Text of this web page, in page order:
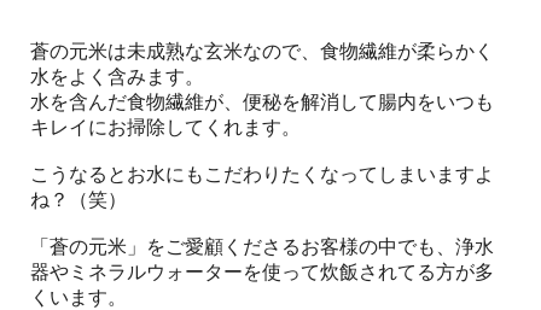
蒼の元米は未成熟な玄米なので、食物繊維が柔らかく
水をよく含みます。
水を含んだ食物繊維が、便秘を解消して腸内をいつも
キレイにお掃除してくれます。
こうなるとお水にもこだわりたくなってしまいますよ
ね？（笑）
「蒼の元米」をご愛顧くださるお客様の中でも、浄水
器やミネラルウォーターを使って炊飯されてる方が多
くいます。